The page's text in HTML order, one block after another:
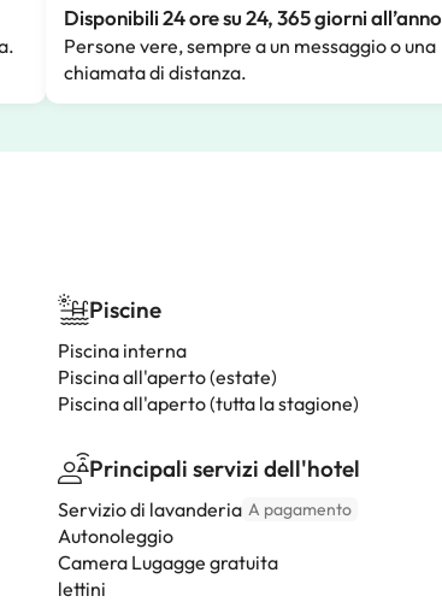
Disponibili 24 ore su 24, 365 giorni all’anno
Persone vere, sempre a un messaggio o una
chiamata di distanza.
Piscine
Piscina interna
Piscina all'aperto (estate)
Piscina all'aperto (tutta la stagione)
Principali servizi dell'hotel
Servizio di lavanderia A pagamento
Autonoleggio
Camera Lugagge gratuita
lettini